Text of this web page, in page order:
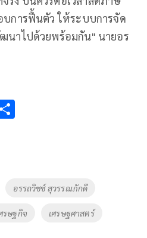
การฟื้นตัว ให้ระบบการจัด
นาไปด้วยพร้อมกัน" นายอร
อรรถวิชช์ สุวรรณภักดี
รษฐกิจ เศรษฐศาสตร์